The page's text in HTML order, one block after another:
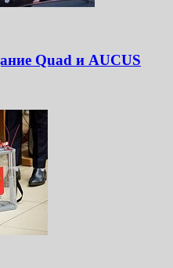
Quad и AUCUS